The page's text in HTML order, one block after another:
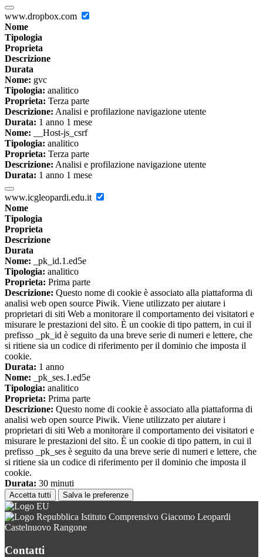
www.dropbox.com
Nome
Tipologia
Proprieta
Descrizione
Durata
Nome: gvc
Tipologia: analitico
Proprieta: Terza parte
Descrizione: Analisi e profilazione navigazione utente
Durata: 1 anno 1 mese
Nome: __Host-js_csrf
Tipologia: analitico
Proprieta: Terza parte
Descrizione: Analisi e profilazione navigazione utente
Durata: 1 anno 1 mese
www.icgleopardi.edu.it
Nome
Tipologia
Proprieta
Descrizione
Durata
Nome: _pk_id.1.ed5e
Tipologia: analitico
Proprieta: Prima parte
Descrizione: Questo nome di cookie è associato alla piattaforma di
analisi web open source Piwik. Viene utilizzato per aiutare i
proprietari di siti Web a monitorare il comportamento dei visitatori e
misurare le prestazioni del sito. È un cookie di tipo pattern, in cui il
prefisso _pk_id è seguito da una breve serie di numeri e lettere, che
si ritiene sia un codice di riferimento per il dominio che imposta il
cookie.
Durata: 1 anno
Nome: _pk_ses.1.ed5e
Tipologia: analitico
Proprieta: Prima parte
Descrizione: Questo nome di cookie è associato alla piattaforma di
analisi web open source Piwik. Viene utilizzato per aiutare i
proprietari di siti Web a monitorare il comportamento dei visitatori e
misurare le prestazioni del sito. È un cookie di tipo pattern, in cui il
prefisso _pk_ses è seguito da una breve serie di numeri e lettere, che
si ritiene sia un codice di riferimento per il dominio che imposta il
cookie.
Durata: 30 minuti
Accetta tutti Salva le preferenze
Istituto Comprensivo Giacomo Leopardi
Castelnuovo Rangone
Contatti